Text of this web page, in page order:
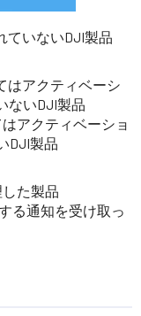
ていないDJI製品
はアクティベーシ
ないDJI製品
アクティベーショ
DJI製品
た製品
る通知を受け取っ